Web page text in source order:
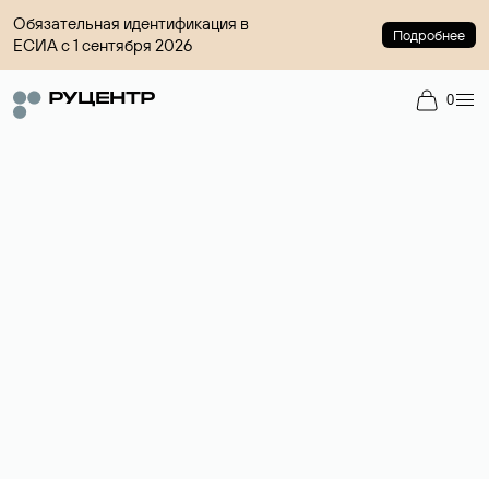
Обязательная идентификация в
ЕСИА с 1 сентября 2026
Подробнее
0